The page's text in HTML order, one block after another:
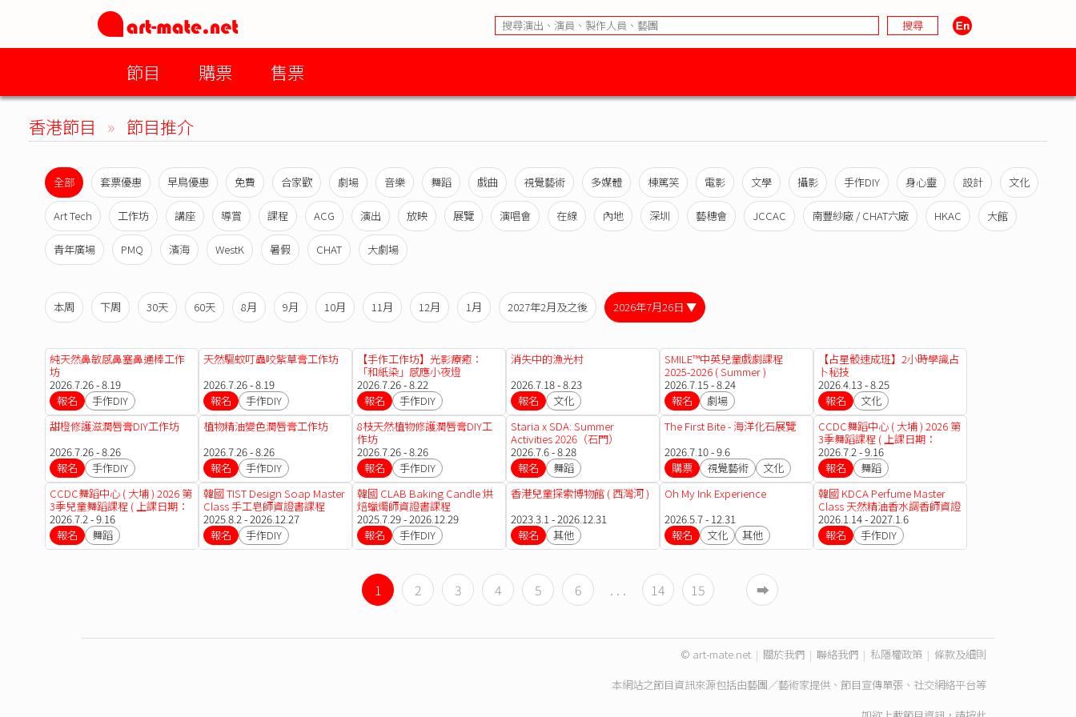
節目 購票 售票
香港節目 » 節目推介
全部 套票優惠 早鳥優惠 免費 合家歡 劇場 音樂 舞蹈 戲曲 視覺藝術 多媒體 棟篤笑 電影 文學 攝影 手作DIY 身心靈 設計 文化
Art Tech 工作坊 講座 導賞 課程 ACG 演出 放映 展覽 演唱會 在線 內地 深圳 藝穗會 JCCAC 南豐紗廠 / CHAT六廠 HKAC 大館
青年廣場 PMQ 濱海 WestK 暑假 CHAT 大劇場
本周 下周 30天 60天 8月 9月 10月 11月 12月 1月 2027年2月及之後 2026年7月26日 ▼
純天然鼻敏感鼻塞鼻通棒工作
坊
2026.7.26 - 8.19
報名
手作DIY
天然驅蚊叮蟲咬紫草膏工作坊
2026.7.26 - 8.19
報名
手作DIY
【手作工作坊】光影療癒：
「和紙染」感應小夜燈
2026.7.26 - 8.22
報名
手作DIY
消失中的漁光村
2026.7.18 - 8.23
報名
文化
SMILE™中英兒童戲劇課程
2025-2026 ( Summer )
2026.7.15 - 8.24
報名
劇場
【占星骰速成班】2小時學識占
卜秘技
2026.4.13 - 8.25
報名
文化
甜橙修護滋潤唇膏DIY工作坊
2026.7.26 - 8.26
報名
手作DIY
植物精油變色潤唇膏工作坊
2026.7.26 - 8.26
報名
手作DIY
8枝天然植物修護潤唇膏DIY工
作坊
2026.7.26 - 8.26
報名
手作DIY
Staria x SDA: Summer
Activities 2026（石門）
2026.7.6 - 8.28
報名
舞蹈
The First Bite - 海洋化石展覽
2026.7.10 - 9.6
購票
視覺藝術 文化
CCDC舞蹈中心 ( 大埔 ) 2026 第
3季舞蹈課程 ( 上課日期：
02.07-16.09.2026 )
2026.7.2 - 9.16
報名
舞蹈
CCDC舞蹈中心 ( 大埔 ) 2026 第
3季兒童舞蹈課程 ( 上課日期：
02.07-16.09.2026 )
2026.7.2 - 9.16
報名
舞蹈
韓國 TIST Design Soap Master
Class 手工皂師資證書課程
2025.8.2 - 2026.12.27
報名
手作DIY
韓國 CLAB Baking Candle 烘
焙蠟燭師資證書課程
2025.7.29 - 2026.12.29
報名
手作DIY
香港兒童探索博物館 ( 西灣河 )
2023.3.1 - 2026.12.31
報名
其他
Oh My Ink Experience
2026.5.7 - 12.31
報名
文化 其他
韓國 KDCA Perfume Master
Class 天然精油香水調香師資證
書課程
2026.1.14 - 2027.1.6
報名
手作DIY
1 2 3 4 5 6 . . . 14 15 ➡︎
© art-mate.net | 關於我們 | 聯絡我們 | 私隱權政策 | 條款及細則
本網站之節目資訊來源包括由藝團／藝術家提供、節目宣傳單張、社交網絡平台等